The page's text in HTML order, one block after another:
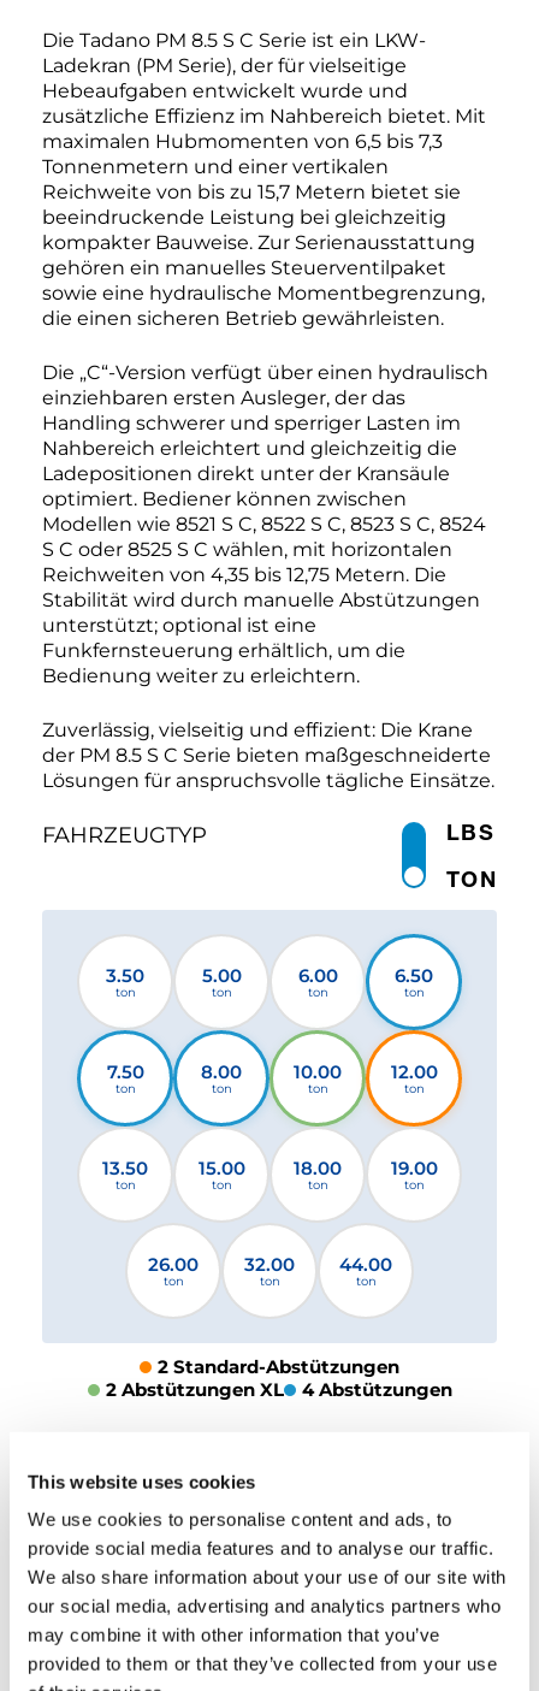
This website uses cookies
We use cookies to personalise content and ads, to
provide social media features and to analyse our traffic.
We also share information about your use of our site with
our social media, advertising and analytics partners who
may combine it with other information that you’ve
provided to them or that they’ve collected from your use
Die Tadano PM 8.5 S C Serie ist ein LKW-
Ladekran (PM Serie), der für vielseitige
Hebeaufgaben entwickelt wurde und
zusätzliche Effizienz im Nahbereich bietet. Mit
maximalen Hubmomenten von 6,5 bis 7,3
Tonnenmetern und einer vertikalen
Reichweite von bis zu 15,7 Metern bietet sie
beeindruckende Leistung bei gleichzeitig
kompakter Bauweise. Zur Serienausstattung
gehören ein manuelles Steuerventilpaket
sowie eine hydraulische Momentbegrenzung,
die einen sicheren Betrieb gewährleisten.
Die „C“-Version verfügt über einen hydraulisch
einziehbaren ersten Ausleger, der das
Handling schwerer und sperriger Lasten im
Nahbereich erleichtert und gleichzeitig die
Ladepositionen direkt unter der Kransäule
optimiert. Bediener können zwischen
Modellen wie 8521 S C, 8522 S C, 8523 S C, 8524
S C oder 8525 S C wählen, mit horizontalen
Reichweiten von 4,35 bis 12,75 Metern. Die
Stabilität wird durch manuelle Abstützungen
unterstützt; optional ist eine
Funkfernsteuerung erhältlich, um die
Bedienung weiter zu erleichtern.
Zuverlässig, vielseitig und effizient: Die Krane
der PM 8.5 S C Serie bieten maßgeschneiderte
Lösungen für anspruchsvolle tägliche Einsätze.
FAHRZEUGTYP
TON
LBS
3.50
ton
5.00
ton
6.00
ton
6.50
ton
7.50
ton
8.00
ton
10.00
ton
12.00
ton
13.50
ton
15.00
ton
18.00
ton
19.00
ton
26.00
ton
32.00
ton
44.00
ton
2 Standard-Abstützungen
2 Abstützungen XL
4 Abstützungen
Bitte Datei auswählen
HERUNTERLADEN
AUSSTATTUNG